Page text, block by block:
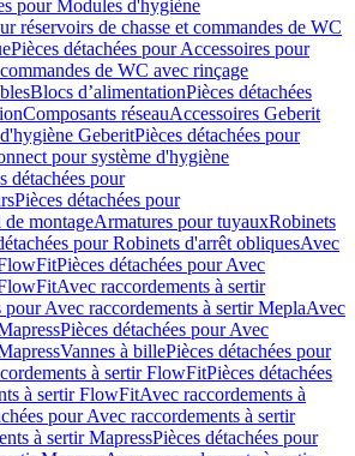
pour Modules d'hygiène
réservoirs de chasse et commandes de WC
Pièces détachées pour Accessoires pour
de WC avec rinçage
Blocs d’alimentationPièces détachées
Composants réseauAccessoires Geberit
GeberitPièces détachées pour
pour système d'hygiène
détachées pour
Pièces détachées pour
montageArmatures pour tuyauxRobinets
pour Robinets d'arrêt obliquesAvec
Pièces détachées pour Avec
Avec raccordements à sertir
pour Avec raccordements à sertir MeplaAvec
Pièces détachées pour Avec
Vannes à billePièces détachées pour
à sertir FlowFitPièces détachées
à sertir FlowFitAvec raccordements à
pour Avec raccordements à sertir
à sertir MapressPièces détachées pour